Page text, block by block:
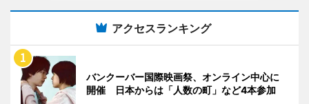
アクセスランキング
バンクーバー国際映画祭、オンライン中心に
開催 日本からは「人数の町」など4本参加